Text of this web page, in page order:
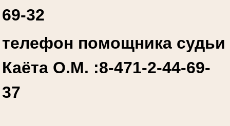
69-32
телефон помощника судьи
Каёта О.М. :8-471-2-44-69-
37